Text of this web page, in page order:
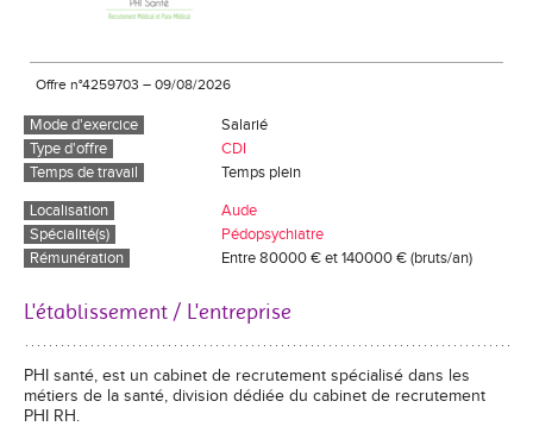
Offre n°4259703 – 09/08/2026
Mode d'exercice
Salarié
Type d'offre
CDI
Temps de travail
Temps plein
Localisation
Aude
Spécialité(s)
Pédopsychiatre
Rémunération
Entre 80000 € et 140000 € (bruts/an)
L'établissement / L'entreprise
PHI santé, est un cabinet de recrutement spécialisé dans les
métiers de la santé, division dédiée du cabinet de recrutement
PHI RH.